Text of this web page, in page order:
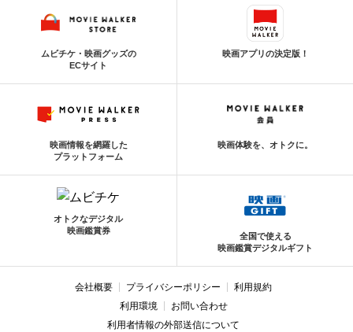
ムビチケ・映画グッズの
ECサイト
映画アプリの決定版！
映画情報を網羅した
プラットフォーム
映画体験を、オトクに。
オトクなデジタル
映画鑑賞券
全国で使える
映画鑑賞デジタルギフト
会社概要 プライバシーポリシー
利用規約
利用環境
お問い合わせ
利用者情報の外部送信について